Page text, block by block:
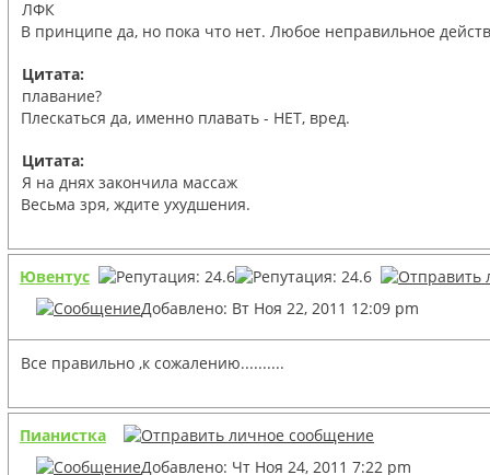
ЛФК
В принципе да, но пока что нет. Любое неправильное
Цитата:
плавание?
Плескаться да, именно плавать - НЕТ, вред.
Цитата:
Я на днях закончила массаж
Весьма зря, ждите ухудшения.
Ювентус
Добавлено: Вт Ноя 22, 2011 12:09 pm
Все правильно ,к сожалению..........
Пианистка
Добавлено: Чт Ноя 24, 2011 7:22 pm